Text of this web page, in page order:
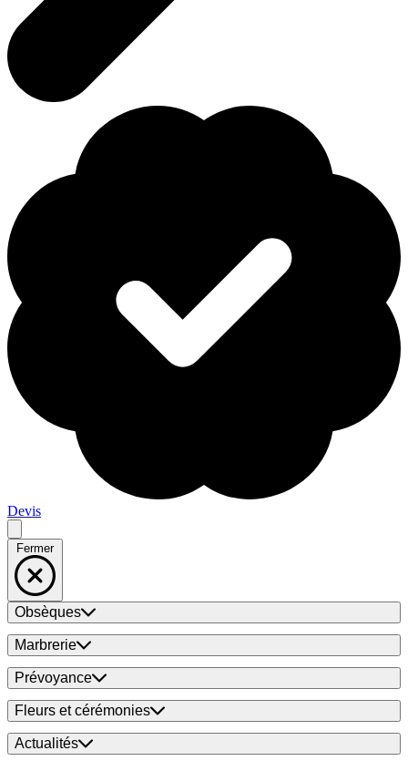
Devis
Fermer
Obsèques
Marbrerie
Prévoyance
Fleurs et cérémonies
Actualités